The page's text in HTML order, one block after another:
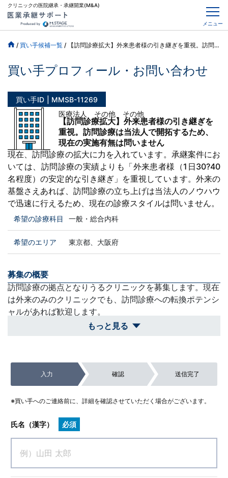
クリニックの医院継承・承継開業(M&A)
メニュー
/ 買い手候補一覧 / 【訪問診療拡大】外来患者様の引き継ぎを重視。訪問診療は当法人で開拓するため、現在の実施有無は問いません
買い手プロフィール・お問い合わせ
買い手ID
MMSB-11269
医療法人 その他 その他
【訪問診療拡大】外来患者様の引き継ぎを
重視。訪問診療は当法人で開拓するため、
現在の実施有無は問いません
現在、訪問診療の拡大に力を入れています。承継案件にお
いては、訪問診療の実績よりも「外来患者様（1日30?40
名程度）の安定的な引き継ぎ」を重視しています。外来の
基盤さえあれば、訪問診療の立ち上げは当法人のノウハウ
で迅速に行えるため、現在の診療スタイルは問いません。
希望の診療科目 一般・総合内科
希望のエリア 東京都、大阪府
募集の概要
訪問診療の拠点となりうるクリニックを募集します。現在
は外来のみのクリニックでも、訪問診療への転換ポテンシ
ャルがあれば歓迎します。
もっと見る
を止めずにスムーズに移行できるよう配慮します。
訪問診療の需要が見込めないエリア。
入力 確認 送信完了
※買い手へのご連絡前に、詳細を確認させていただく場合がございます。
氏名（漢字） 必須